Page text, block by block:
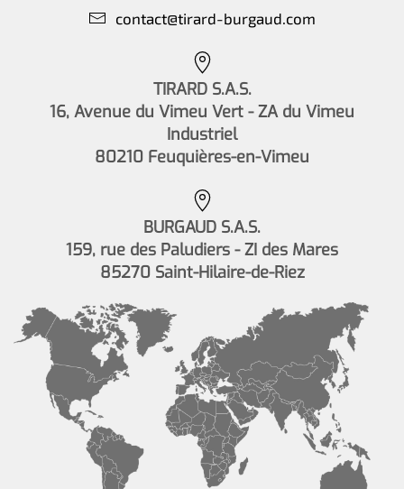
contact@tirard-burgaud.com
TIRARD S.A.S.
16, Avenue du Vimeu Vert - ZA du Vimeu
Industriel
80210 Feuquières-en-Vimeu
BURGAUD S.A.S.
159, rue des Paludiers - ZI des Mares
85270 Saint-Hilaire-de-Riez